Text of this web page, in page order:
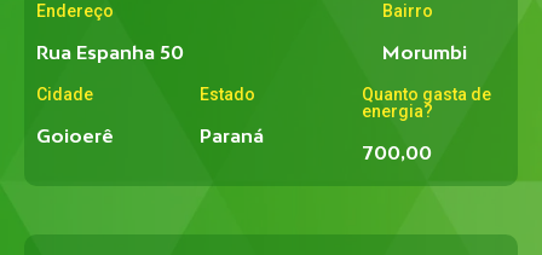
Endereço
Rua Espanha 50
Bairro
Morumbi
Cidade
Goioerê
Estado
Paraná
Quanto gasta de
energia?
700,00